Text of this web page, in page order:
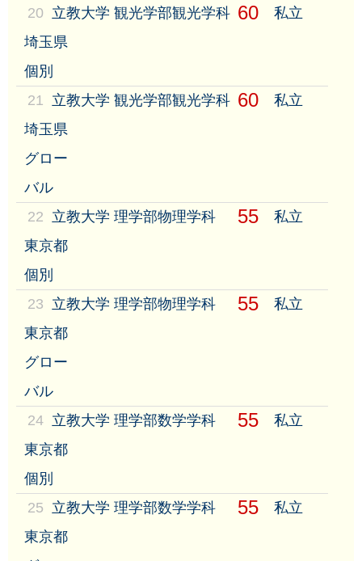
20 立教大学 観光学部観光学科 60
私立
埼玉県
個別
21
立教大学 観光学部観光学科 60
私立
埼玉県
グロー
バル
22 立教大学 理学部物理学科 55
私立
東京都
個別
23 立教大学 理学部物理学科 55
私立
東京都
グロー
バル
24 立教大学 理学部数学学科 55
私立
東京都
個別
25 立教大学 理学部数学学科 55
私立
東京都